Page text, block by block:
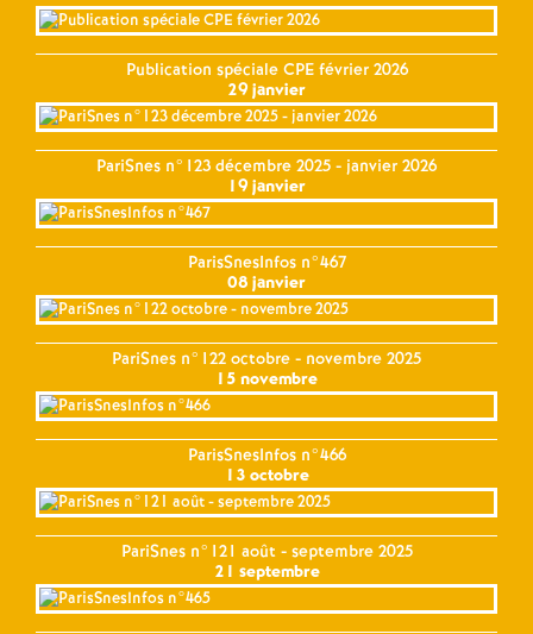
Publication spéciale CPE février 2026
29 janvier
PariSnes n°123 décembre 2025 - janvier 2026
19 janvier
ParisSnesInfos n°467
08 janvier
PariSnes n°122 octobre - novembre 2025
15 novembre
ParisSnesInfos n°466
13 octobre
PariSnes n°121 août - septembre 2025
21 septembre